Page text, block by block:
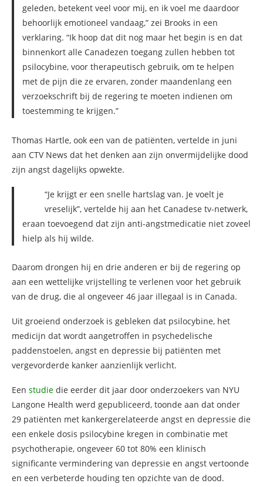
geleden, betekent veel voor mij, en ik voel me daardoor
behoorlijk emotioneel vandaag,” zei Brooks in een
verklaring. “Ik hoop dat dit nog maar het begin is en dat
binnenkort alle Canadezen toegang zullen hebben tot
psilocybine, voor therapeutisch gebruik, om te helpen
met de pijn die ze ervaren, zonder maandenlang een
verzoekschrift bij de regering te moeten indienen om
toestemming te krijgen.”
Thomas Hartle, ook een van de patiënten, vertelde in juni
aan CTV News dat het denken aan zijn onvermijdelijke dood
zijn angst dagelijks opwekte.
“Je krijgt er een snelle hartslag van. Je voelt je
vreselijk”, vertelde hij aan het Canadese tv-netwerk,
eraan toevoegend dat zijn anti-angstmedicatie niet zoveel
hielp als hij wilde.
Daarom drongen hij en drie anderen er bij de regering op
aan een wettelijke vrijstelling te verlenen voor het gebruik
van de drug, die al ongeveer 46 jaar illegaal is in Canada.
Uit groeiend onderzoek is gebleken dat psilocybine, het
medicijn dat wordt aangetroffen in psychedelische
paddenstoelen, angst en depressie bij patiënten met
vergevorderde kanker aanzienlijk verlicht.
Een studie die eerder dit jaar door onderzoekers van NYU
Langone Health werd gepubliceerd, toonde aan dat onder
29 patiënten met kankergerelateerde angst en depressie die
een enkele dosis psilocybine kregen in combinatie met
psychotherapie, ongeveer 60 tot 80% een klinisch
significante vermindering van depressie en angst vertoonde
en een verbeterde houding ten opzichte van de dood.